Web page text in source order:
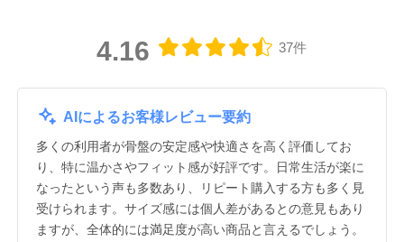
4.16 37件
AIによるお客様レビュー要約
多くの利用者が骨盤の安定感や快適さを高く評価してお
り、特に温かさやフィット感が好評です。日常生活が楽に
なったという声も多数あり、リピート購入する方も多く見
受けられます。サイズ感には個人差があるとの意見もあり
ますが、全体的には満足度が高い商品と言えるでしょう。